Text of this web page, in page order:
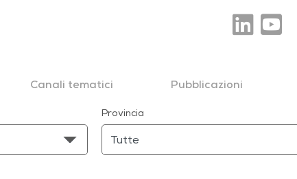
Canali tematici Pubblicazioni
Provincia